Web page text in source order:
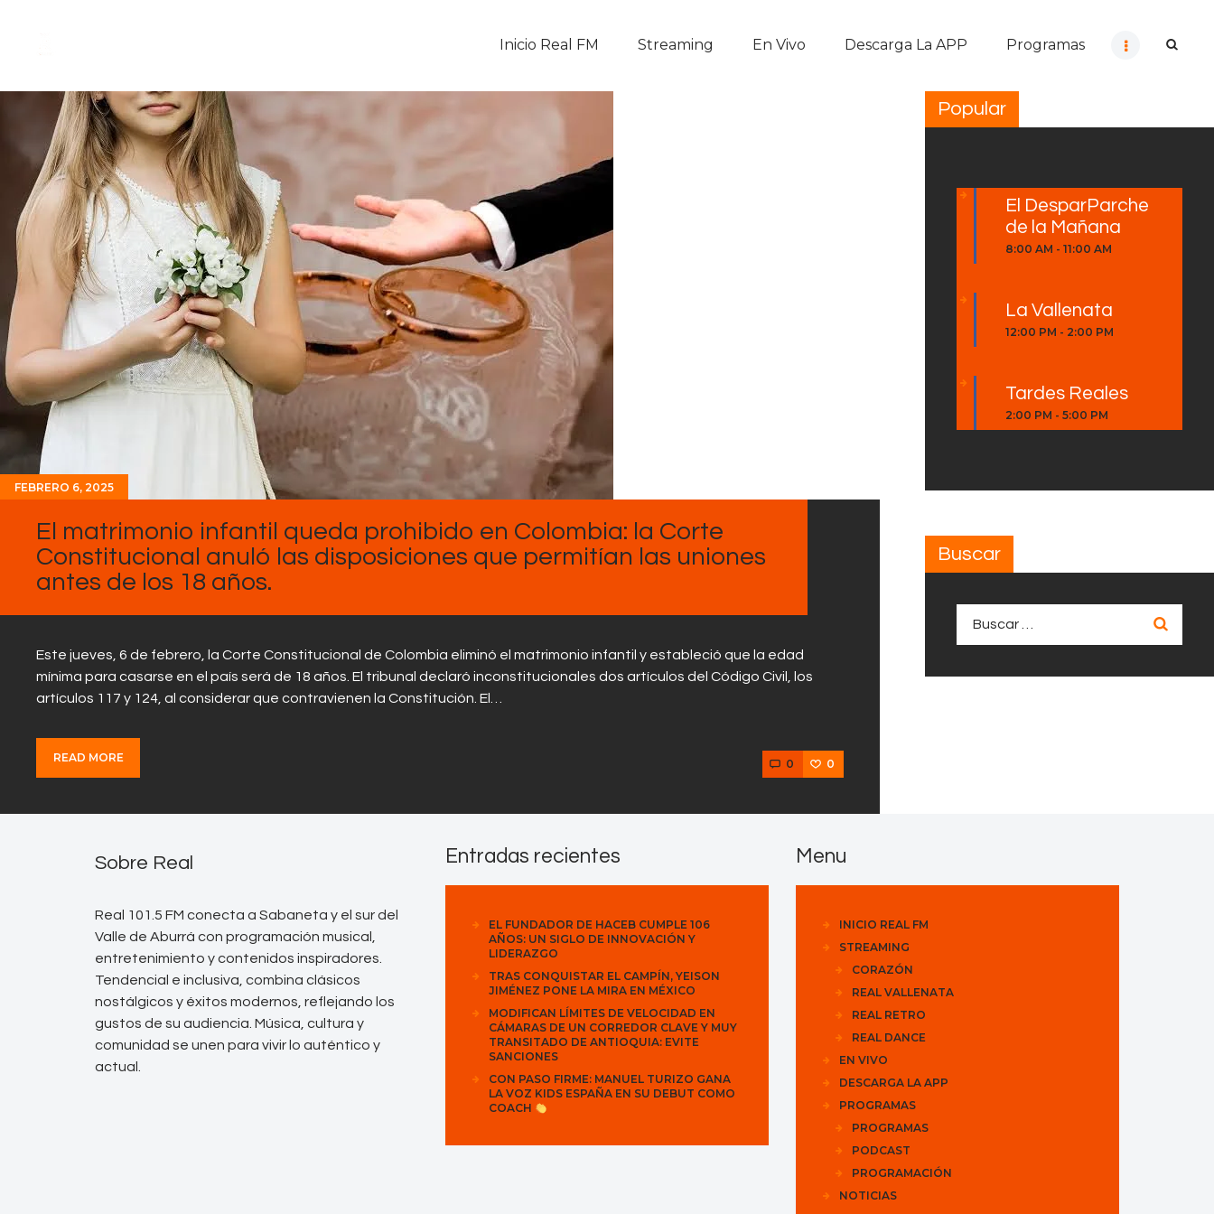
Inicio Real FM Streaming En Vivo Descarga La APP Programas
En Vivo
Descarga La APP
Programas
Noticias
Equipo
Sobre Nosotros
Contactos
FEBRERO 6, 2025
El matrimonio infantil queda prohibido en Colombia: la Corte
Constitucional anuló las disposiciones que permitían las uniones
antes de los 18 años.
Este jueves, 6 de febrero, la Corte Constitucional de Colombia eliminó el matrimonio infantil y estableció que la edad
mínima para casarse en el país será de 18 años. El tribunal declaró inconstitucionales dos artículos del Código Civil, los
artículos 117 y 124, al considerar que contravienen la Constitución. El…
READ MORE 0 0
Popular
El DesparParche
de la Mañana
8:00 AM -11:00 AM
La Vallenata
12:00 PM - 2:00 PM
Tardes Reales
2:00 PM -5:00 PM
Buscar
Sobre Real
Real 101.5 FM conecta a Sabaneta y el sur del
Valle de Aburrá con programación musical,
entretenimiento y contenidos inspiradores.
Tendencial e inclusiva, combina clásicos
nostálgicos y éxitos modernos, reflejando los
gustos de su audiencia. Música, cultura y
comunidad se unen para vivir lo auténtico y
actual.
Entradas recientes
EL FUNDADOR DE HACEB CUMPLE 106
AÑOS: UN SIGLO DE INNOVACIÓN Y
LIDERAZGO
TRAS CONQUISTAR EL CAMPÍN, YEISON
JIMÉNEZ PONE LA MIRA EN MÉXICO
MODIFICAN LÍMITES DE VELOCIDAD EN
CÁMARAS DE UN CORREDOR CLAVE Y MUY
TRANSITADO DE ANTIOQUIA: EVITE
SANCIONES
CON PASO FIRME: MANUEL TURIZO GANA
LA VOZ KIDS ESPAÑA EN SU DEBUT COMO
COACH
Menu
INICIO REAL FM
STREAMING
CORAZÓN
REAL VALLENATA
REAL RETRO
REAL DANCE
EN VIVO
DESCARGA LA APP
PROGRAMAS
PROGRAMAS
PODCAST
PROGRAMACIÓN
NOTICIAS